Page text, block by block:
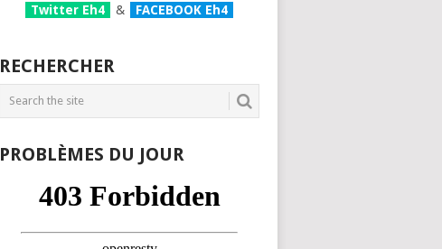
Twitter Eh4 & FACEBOOK Eh4
RECHERCHER
PROBLÈMES DU JOUR